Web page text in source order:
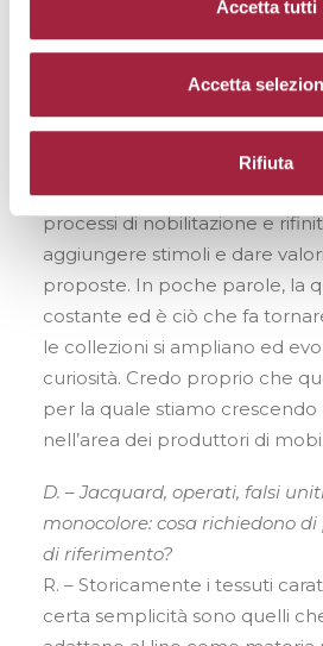
Accetta tutti
Accetta
Rifiuta
però non possiamo basarci
conservazione della clientela,
nuove generazioni. Ecco allora
orienta a trovare nuovi filati –
facendo grande ricerca sulla
conseguenti lavorazioni di
processi di nobilitazione e
aggiungere stimoli e dare
proposte. In poche parole, la
costante ed è ciò che fa
le collezioni si ampliano ed
curiosità. Credo proprio che
per la quale stiamo
nell’area dei produttori di
D. – Jacquard, operati, falsi
monocolore: cosa richiedono
di riferimento?
R. – Storicamente i tessuti
certa semplicità sono quelli